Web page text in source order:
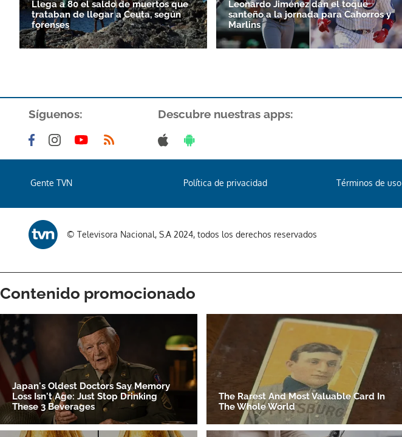
Llega a 80 el saldo de muertos que
trataban de llegar a Ceuta, según
forenses
Leonardo Jiménez dan el toque
santeño a la jornada para Cahorros y
Marlins
Síguenos: Descubre nuestras apps:
Gente TVN Política de privacidad Términos de uso
© Televisora Nacional, S.A 2024, todos los derechos reservados